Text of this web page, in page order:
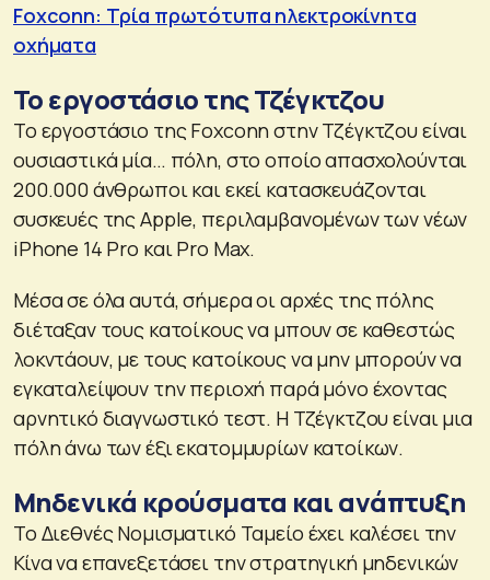
Foxconn: Τρία πρωτότυπα ηλεκτροκίνητα
οχήματα
Το εργοστάσιο της Τζέγκτζου
Το εργοστάσιο της Foxconn στην Τζέγκτζου είναι
ουσιαστικά μία… πόλη, στο οποίο απασχολούνται
200.000 άνθρωποι και εκεί κατασκευάζονται
συσκευές της Apple, περιλαμβανομένων των νέων
iPhone 14 Pro και Pro Max.
Μέσα σε όλα αυτά, σήμερα οι αρχές της πόλης
διέταξαν τους κατοίκους να μπουν σε καθεστώς
λοκντάουν, με τους κατοίκους να μην μπορούν να
εγκαταλείψουν την περιοχή παρά μόνο έχοντας
αρνητικό διαγνωστικό τεστ. Η Τζέγκτζου είναι μια
πόλη άνω των έξι εκατομμυρίων κατοίκων.
Μηδενικά κρούσματα και ανάπτυξη
Το Διεθνές Νομισματικό Ταμείο έχει καλέσει την
Κίνα να επανεξετάσει την στρατηγική μηδενικών